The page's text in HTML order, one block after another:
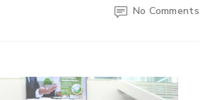
No Comments